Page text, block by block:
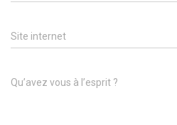
Site internet
Qu’avez vous à l’esprit ?